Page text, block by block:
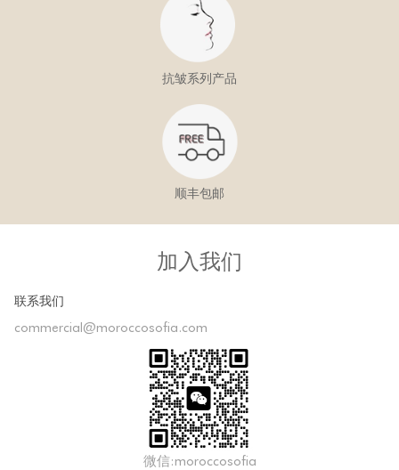
抗皱系列产品
顺丰包邮
加入我们
联系我们
commercial@moroccosofia.com
微信:moroccosofia